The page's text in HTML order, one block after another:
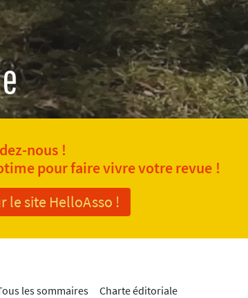
nous !
pour faire vivre votre revue !
le site HelloAsso !
les sommaires
Charte éditoriale